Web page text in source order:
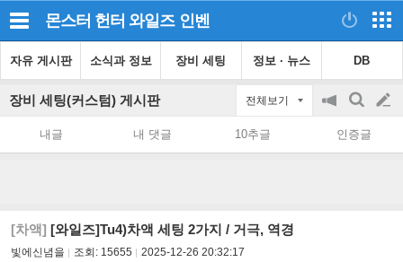
몬스터 헌터 와일즈 인벤
자유 게시판 소식과 정보 장비 세팅 정보 · 뉴스 DB
장비 세팅(커스텀) 게시판 전체보기
공
on/off
검
색
글
쓰
내글 내 댓글 10추글 인증글
[차액] [와일즈]Tu4)차액 세팅 2가지 / 거극, 역경
빛에신념을 조회: 15655 2025-12-26 20:32:17